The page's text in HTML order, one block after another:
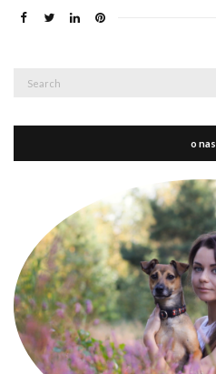
o nas